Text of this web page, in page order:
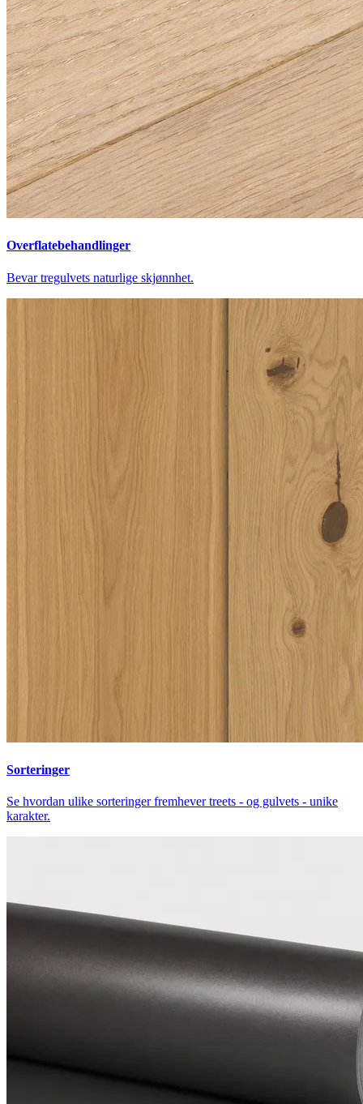
Overflatebehandlinger
Bevar tregulvets naturlige skjønnhet.
Sorteringer
Se hvordan ulike sorteringer fremhever treets - og gulvets - unike
karakter.